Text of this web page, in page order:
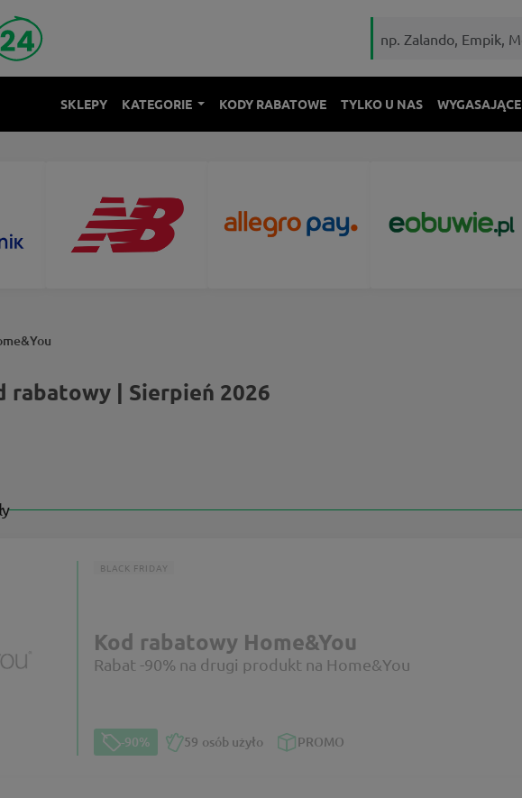
SKLEPY KATEGORIE KODY RABATOWE TYLKO U NAS WYGASAJĄCE
rabatowy | Sierpień 2026
BLACK FRIDAY
Kod rabatowy Home&You
Rabat -90% na drugi produkt na Home&You
-90% 59 osób użyło PROMO